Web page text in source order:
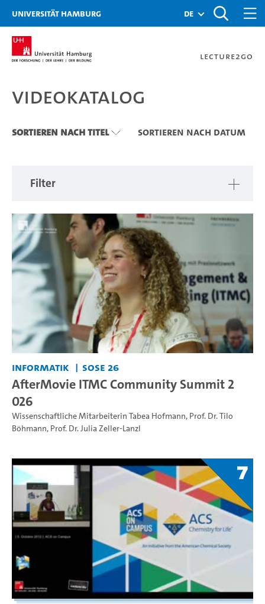
Zu den Filtern
Zur Metanavigation
Zur Hauptnavigation
Zur Suche
Zum Inhalt
Zum Seitenfuss
Universität Hamburg de
Lecture2Go
Videokatalog
Videokatalog
Sortieren nach Titel Sortieren nach Datum
Filter
Informatik SoSe 26
AfterMovie ITMC Community Summit 2
026
Wissenschaftliche Mitarbeiterin Tabea Hofmann, Prof. Dr. Tilo
Böhmann, Prof. Dr. Julia Zeller-Lanzl
7